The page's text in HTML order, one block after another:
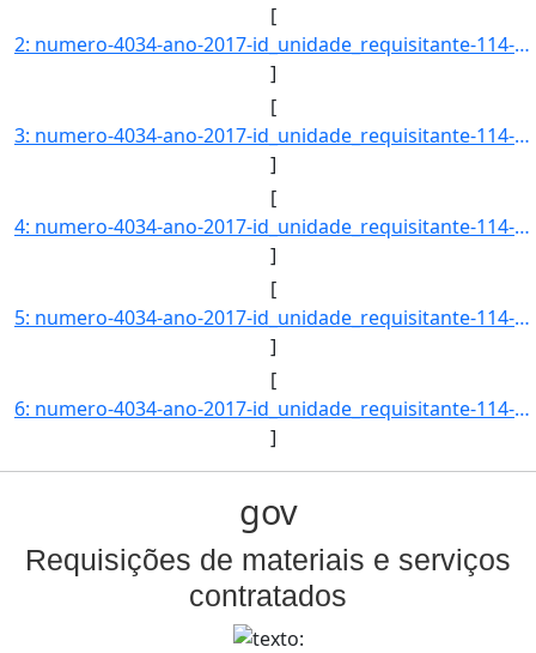
[
2: numero-4034-ano-2017-id_unidade_requisitante-114-nome_unidade_requisitante-CENTRO_DE_CIENCIAS_DA_SAU]
]
[
3: numero-4034-ano-2017-id_unidade_requisitante-114-nome_unidade_requisitante-CENTRO_DE_CIENCIAS_DA_SAU]
]
[
4: numero-4034-ano-2017-id_unidade_requisitante-114-nome_unidade_requisitante-CENTRO_DE_CIENCIAS_DA_SAU]
]
[
5: numero-4034-ano-2017-id_unidade_requisitante-114-nome_unidade_requisitante-CENTRO_DE_CIENCIAS_DA_SAU]
]
[
6: numero-4034-ano-2017-id_unidade_requisitante-114-nome_unidade_requisitante-CENTRO_DE_CIENCIAS_DA_SAU]
]
gov
Requisições de materiais e serviços
contratados